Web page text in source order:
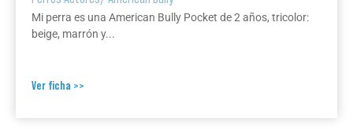
Mi perra es una American Bully Pocket de 2 años, tricolor:
beige, marrón y...
Ver ficha >>